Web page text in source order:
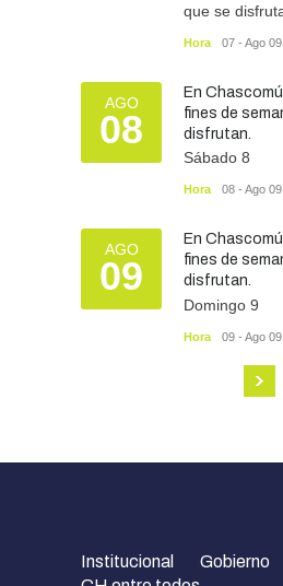
que se
Hora 07 - Ago
AGO
08
En
fines de
disfrutan.
Sábado 8
Hora 08 - Ago
AGO
09
En
fines de
disfrutan.
Domingo 9
Hora 09 - Ago
Institucional Gobierno